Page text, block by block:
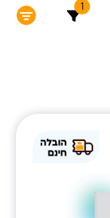
1